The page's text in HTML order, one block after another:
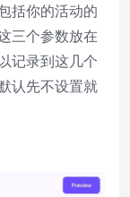
括你的活动的
三个参数放在
记录到这几个
认先不设置就